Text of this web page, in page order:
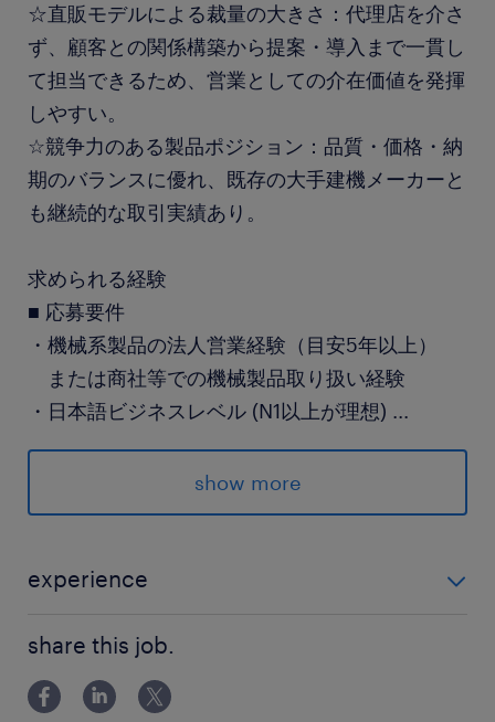
☆直販モデルによる裁量の大きさ：代理店を介さ
ず、顧客との関係構築から提案・導入まで一貫し
て担当できるため、営業としての介在価値を発揮
しやすい。
☆競争力のある製品ポジション：品質・価格・納
期のバランスに優れ、既存の大手建機メーカーと
も継続的な取引実績あり。
求められる経験
■ 応募要件
・機械系製品の法人営業経験（目安5年以上）
または商社等での機械製品取り扱い経験
・日本語ビジネスレベル (N1以上が理想) ...
・油圧機器、建設機械、産業機械に関する知識・
・生産設備や工業製品に関する理解
保険
健康保険 厚生年金保険 雇用保険
show more
experience
上） または商社等での機械製品取り扱い経験 ・日本
語ビジネスレベル (N1以上が理想) 歓迎条件 ・油圧機
器、建設機械、産業機械に関する知識・経
share this job.